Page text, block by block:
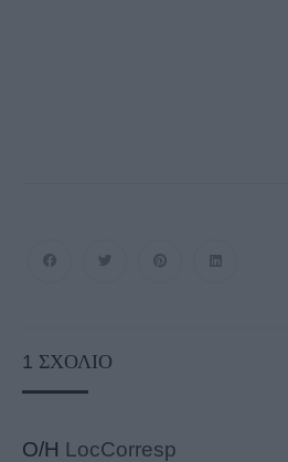
1 ΣΧΌΛΙΟ
Ο/Η LocCorresp